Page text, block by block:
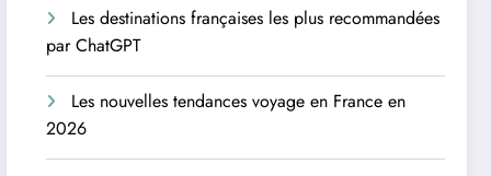
Les destinations françaises les plus recommandées
par ChatGPT
Les nouvelles tendances voyage en France en
2026